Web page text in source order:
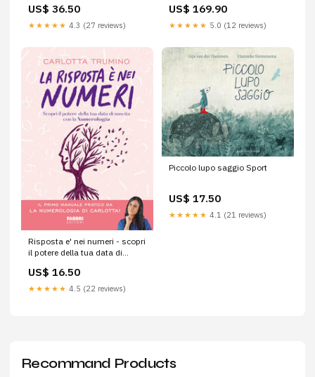
US$ 36.50
★★★★★ 4.3 (27 reviews)
BB Corpo
US$ 169.90
★★★★★ 5.0 (12 reviews)
Risposta e' nei numeri - scopri
il potere della tua data di
Psicologia varia
US$ 16.50
★★★★★ 4.5 (22 reviews)
Piccolo lupo saggio Sport
US$ 17.50
★★★★★ 4.1 (21 reviews)
Recommand Products